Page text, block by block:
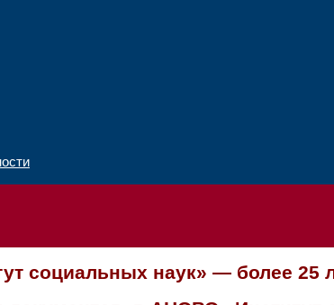
социальных наук» — более 25